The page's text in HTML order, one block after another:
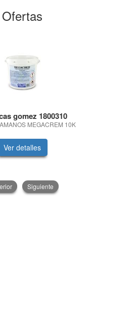
Ofertas
gomez 1800310
MEGACREM 10K
Ver detalles
Siguiente